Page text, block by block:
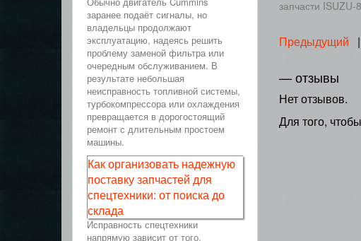
запчасти ISUZU-
Предыдущий |
— отзывы
Нет отзывов.
Для того,
заранее подаёт сигналы, но
владельцы продолжают
эксплуатацию, надеясь решить
проблему заменой фильтра или
очередным обслуживанием. В
результате небольшая
неисправность топливной системы,
турбокомпрессора или охлаждения
превращается в дорогостоящий
ремонт с длительным простоем
машины.
Как организовать надежную
поставку запчастей для
спецтехники: от поиска до
склада
Исправность спецтехники
напрямую зависит от того,